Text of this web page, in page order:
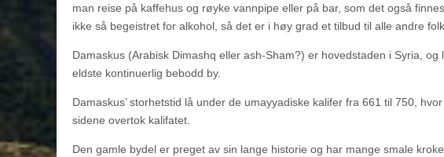
man reise på kaffehus og røyke vannpipe eller på bar, som det også
ikke så begeistret for alkohol, så det er i høy grad et tilbud til alle andre
Damaskus (Arabisk Dimashq eller ash-Sham?) er hovedstaden i Syria,
eldste kontinuerlig bebodd by.
Damaskus’ storhetstid lå under de umayyadiske kalifer fra 661 til 750,
sidene overtok kalifatet.
Den gamle bydel er preget av sin lange historie og har mange smale